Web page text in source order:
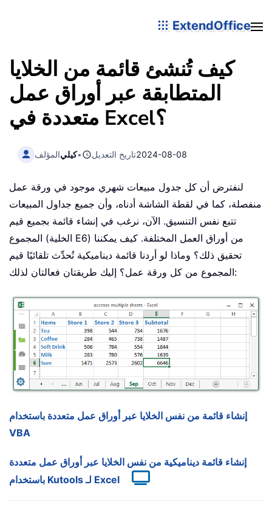
ExtendOffice
كيف تُنشئ قائمة من الخلايا
المتطابقة عبر أوراق عمل
متعددة في Excel؟
المؤلفكيلي• تاريخ التعديل2024-08-08
لنفترض أن كل جدول مبيعات شهري موجود في ورقة عمل
منفصلة، كما في لقطة الشاشة أدناه، وأن جميع جداول المبيعات
تتبع نفس التنسيق. الآن، نرغب في إنشاء قائمة بجميع قيم
المجموع (الخلية E6) من أوراق العمل المختلفة. كيف يمكننا
تحقيق ذلك؟ وماذا لو أردنا قائمة ديناميكية تُحدِّث تلقائيًا قيم
المجموع من كل ورقة عمل؟ إليك طريقتان فعالتان لذلك:
إنشاء قائمة من نفس الخلايا عبر أوراق عمل متعددة باستخدام
VBA
إنشاء قائمة ديناميكية من نفس الخلايا عبر أوراق عمل متعددة
باستخدام Kutools لـ Excel